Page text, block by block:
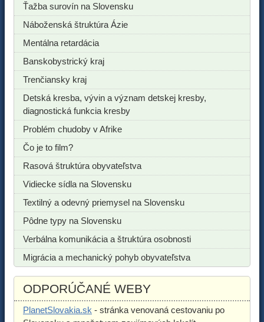
Ťažba surovín na Slovensku
Náboženská štruktúra Ázie
Mentálna retardácia
Banskobystrický kraj
Trenčiansky kraj
Detská kresba, vývin a význam detskej kresby,
diagnostická funkcia kresby
Problém chudoby v Afrike
Čo je to film?
Rasová štruktúra obyvateľstva
Vidiecke sídla na Slovensku
Textilný a odevný priemysel na Slovensku
Pôdne typy na Slovensku
Verbálna komunikácia a štruktúra osobnosti
Migrácia a mechanický pohyb obyvateľstva
ODPORÚČANÉ WEBY
PlanetSlovakia.sk - stránka venovaná cestovaniu po